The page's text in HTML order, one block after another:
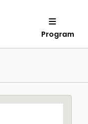
Program